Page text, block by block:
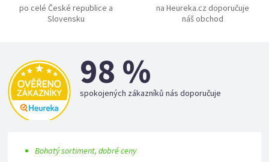
po celé České republice a
Slovensku
na Heureka.cz doporučuje
náš obchod
98 %
spokojených zákazníků nás doporučuje
Bohatý sortiment, dobré ceny